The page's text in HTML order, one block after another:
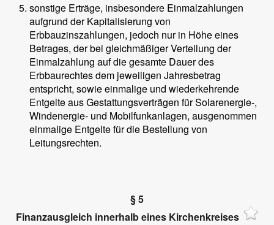
sonstige Erträge, insbesondere Einmalzahlungen
aufgrund der Kapitalisierung von
Erbbauzinszahlungen, jedoch nur in Höhe eines
Betrages, der bei gleichmäßiger Verteilung der
Einmalzahlung auf die gesamte Dauer des
Erbbaurechtes dem jeweiligen Jahresbetrag
entspricht, sowie einmalige und wiederkehrende
Entgelte aus Gestattungsverträgen für Solarenergie-,
Windenergie- und Mobilfunkanlagen, ausgenommen
einmalige Entgelte für die Bestellung von
Leitungsrechten.
§ 5
Finanzausgleich innerhalb eines Kirchenkreises